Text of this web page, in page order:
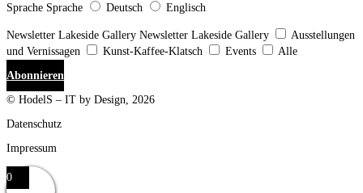
Sprache Sprache Deutsch Englisch
Newsletter Lakeside Gallery Newsletter Lakeside Gallery
Ausstellungen
und Vernissagen
Kunst-Kaffee-Klatsch Events
Alle
Abonnieren
© HodelS – IT by Design, 2026
Datenschutz
Impressum
0